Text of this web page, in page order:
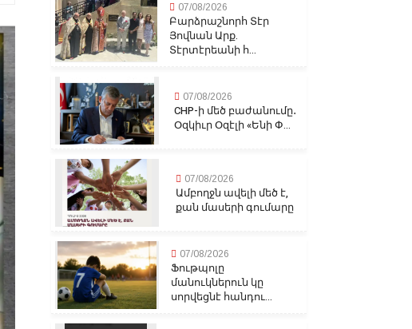
07/08/2026
Բարձրաշնորհ Տէր
Յովնան Արք.
Տէրտէրեանի հ...
07/08/2026
CHP-ի մեծ բաժանումը․
Օզկիւր Օզէլի «Ենի Փ...
07/08/2026
Ամբողջն ավելի մեծ է,
քան մասերի գումարը
07/08/2026
Ֆութպոլը
մանուկներուն կը
սորվեցնէ հանդու...